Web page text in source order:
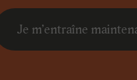
Je m’entraîne